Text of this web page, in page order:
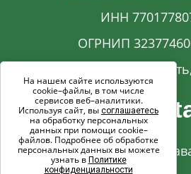
ИНН
ОГРНИП
Московская
© 2017-2026. Все
На нашем сайте используются
cookie–файлы, в том числе
сервисов веб–аналитики.
Используя сайт, вы соглашаетесь
на обработку персональных
данных при помощи cookie–
файлов. Подробнее об обработке
персональных данных вы можете
узнать в Политике
конфиденциальности